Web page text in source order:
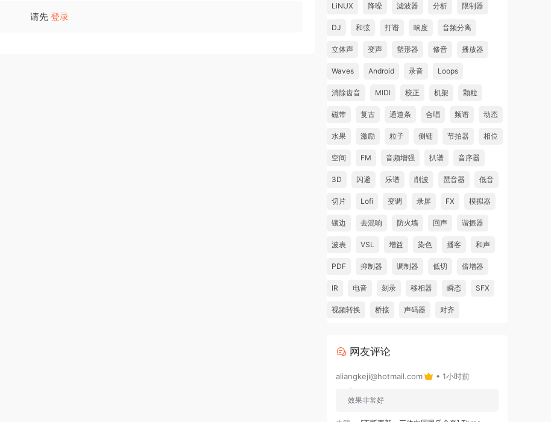
请先 登录
LiNUX 降噪 滤波器 分析 限制器
DJ 和弦 打谱 响度 音频分离
立体声 变声 塑形器 修音 播放器
Waves Android 录音 Loops
消除齿音 MIDI 校正 机架 颗粒
磁带 复古 通道条 合唱 频谱 动态
水果 激励 粒子 侧链 节拍器 相位
空间 FM 音频增强 扒谱 音序器
3D 闪避 乐谱 削波 琶音器 低音
切片 Lofi 变调 录屏 FX 模拟器
镶边 去混响 防火墙 回声 谐振器
波表 VSL 增益 染色 播客 和声
PDF 抑制器 调制器 低切 倍增器
IR 电音 刻录 移相器 瞬态 SFX
视频转换 桥接 声码器 对齐
网友评论
aliangkeji@hotmail.com • 1小时前
效果非常好